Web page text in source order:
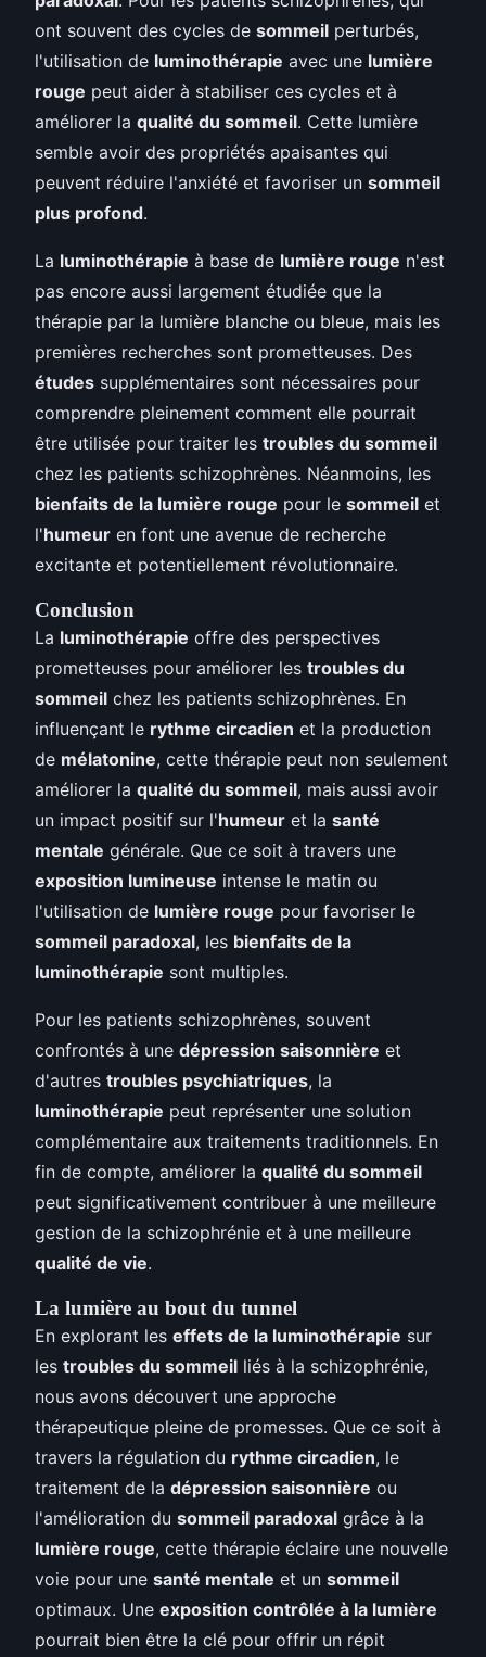
ont souvent des cycles de sommeil perturbés,
l'utilisation de luminothérapie avec une lumière
rouge peut aider à stabiliser ces cycles et à
améliorer la qualité du sommeil. Cette lumière
semble avoir des propriétés apaisantes qui
peuvent réduire l'anxiété et favoriser un sommeil
plus profond.
La luminothérapie à base de lumière rouge n'est
pas encore aussi largement étudiée que la
thérapie par la lumière blanche ou bleue, mais les
premières recherches sont prometteuses. Des
études supplémentaires sont nécessaires pour
comprendre pleinement comment elle pourrait
être utilisée pour traiter les troubles du sommeil
chez les patients schizophrènes. Néanmoins, les
bienfaits de la lumière rouge pour le sommeil et
l'humeur en font une avenue de recherche
excitante et potentiellement révolutionnaire.
Conclusion
La luminothérapie offre des perspectives
prometteuses pour améliorer les troubles du
sommeil chez les patients schizophrènes. En
influençant le rythme circadien et la production
de mélatonine, cette thérapie peut non seulement
améliorer la qualité du sommeil, mais aussi avoir
un impact positif sur l'humeur et la santé
mentale générale. Que ce soit à travers une
exposition lumineuse intense le matin ou
l'utilisation de lumière rouge pour favoriser le
sommeil paradoxal, les bienfaits de la
luminothérapie sont multiples.
Pour les patients schizophrènes, souvent
confrontés à une dépression saisonnière et
d'autres troubles psychiatriques, la
luminothérapie peut représenter une solution
complémentaire aux traitements traditionnels. En
fin de compte, améliorer la qualité du sommeil
peut significativement contribuer à une meilleure
gestion de la schizophrénie et à une meilleure
qualité de vie.
La lumière au bout du tunnel
En explorant les effets de la luminothérapie sur
les troubles du sommeil liés à la schizophrénie,
nous avons découvert une approche
thérapeutique pleine de promesses. Que ce soit à
travers la régulation du rythme circadien, le
traitement de la dépression saisonnière ou
l'amélioration du sommeil paradoxal grâce à la
lumière rouge, cette thérapie éclaire une nouvelle
voie pour une santé mentale et un sommeil
optimaux. Une exposition contrôlée à la lumière
pourrait bien être la clé pour offrir un répit